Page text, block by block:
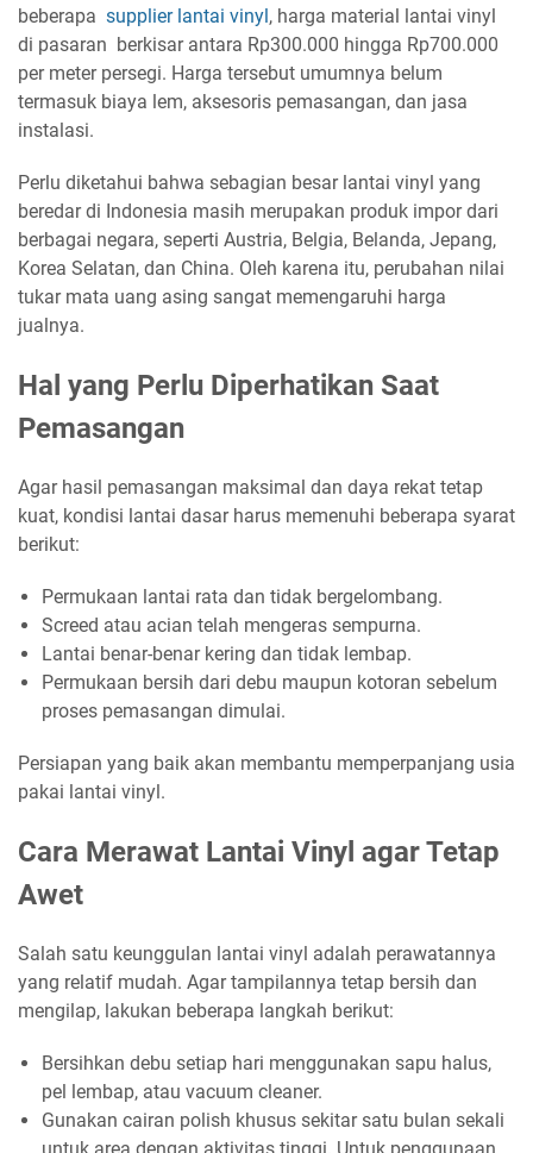
beberapa supplier lantai vinyl, harga material lantai vinyl
di pasaran berkisar antara Rp300.000 hingga Rp700.000
per meter persegi. Harga tersebut umumnya belum
termasuk biaya lem, aksesoris pemasangan, dan jasa
instalasi.
Perlu diketahui bahwa sebagian besar lantai vinyl yang
beredar di Indonesia masih merupakan produk impor dari
berbagai negara, seperti Austria, Belgia, Belanda, Jepang,
Korea Selatan, dan China. Oleh karena itu, perubahan nilai
tukar mata uang asing sangat memengaruhi harga
jualnya.
Hal yang Perlu Diperhatikan Saat
Pemasangan
Agar hasil pemasangan maksimal dan daya rekat tetap
kuat, kondisi lantai dasar harus memenuhi beberapa syarat
berikut:
Permukaan lantai rata dan tidak bergelombang.
Screed atau acian telah mengeras sempurna.
Lantai benar-benar kering dan tidak lembap.
Permukaan bersih dari debu maupun kotoran sebelum
proses pemasangan dimulai.
Persiapan yang baik akan membantu memperpanjang usia
pakai lantai vinyl.
Cara Merawat Lantai Vinyl agar Tetap
Awet
Salah satu keunggulan lantai vinyl adalah perawatannya
yang relatif mudah. Agar tampilannya tetap bersih dan
mengilap, lakukan beberapa langkah berikut:
Bersihkan debu setiap hari menggunakan sapu halus,
pel lembap, atau vacuum cleaner.
Gunakan cairan polish khusus sekitar satu bulan sekali
untuk area dengan aktivitas tinggi. Untuk penggunaan